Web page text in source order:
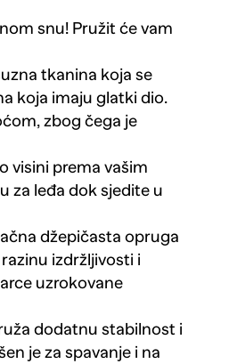
snu! Pružit će vam
tkanina koja se
koja imaju glatki dio.
zbog čega je
visini prema vašim
za leđa dok sjedite u
džepičasta opruga
izdržljivosti i
uzrokovane
dodatnu stabilnost i
je za spavanje i na